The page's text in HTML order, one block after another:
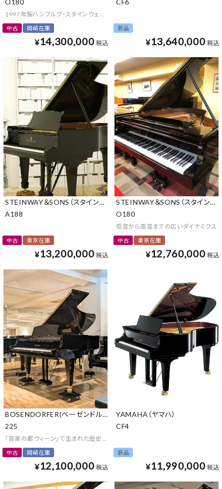
O180
1997年製ハンブルグ・スタインウェイO型
中古 岡崎在庫
¥14,300,000 税込
CF6
新品
¥13,640,000 税込
STEINWAY＆SONS（スタインウェイ＆サンズ）
A188
中古 東京在庫
¥13,200,000 税込
STEINWAY＆SONS（スタインウェ
O180
低音から高音までの広いダイナミクス
中古 東京在庫
¥12,760,000 税込
BOSENDORFER(ベーゼンドルファー)
225
「音楽の都ウィーン」で生まれた歴史と伝統のあるピアノ
中古 岡崎在庫
¥12,100,000 税込
YAMAHA（ヤマハ）
CF4
新品
¥11,990,000 税込